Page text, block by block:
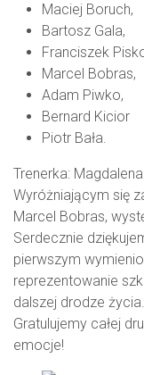
Maciej Boruch,
Bartosz Gala,
Franciszek
Marcel Bobras,
Adam Piwko,
Bernard Kicior
Piotr Bała.
Trenerka:
Wyróżniającym się
Marcel Bobras,
Serdecznie
pierwszym
reprezentowanie
dalszej drodze życia.
Gratulujemy całej
emocje!